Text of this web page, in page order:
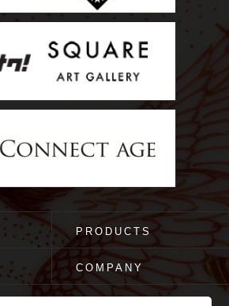
PRODUCTS
COMPANY